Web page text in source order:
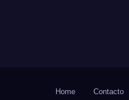
Home Contacto